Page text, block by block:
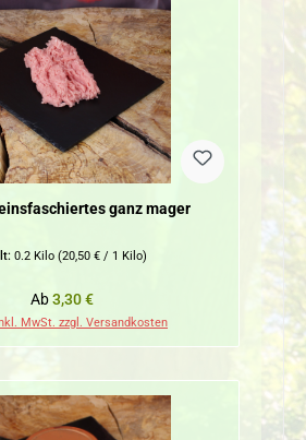
ganz mager
0.2 Kilo (20,50 € / 1 Kilo)
Regulärer Preis:
Ab3,30 €
MwSt. zzgl. Versandkosten